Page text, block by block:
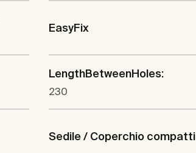
EasyFix
LengthBetweenHoles:
230
Sedile / Coperchio compatti